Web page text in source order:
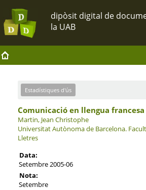
Estadístiques d'ús
Comunicació en llengua francesa
Martin, Jean Christophe
Universitat Autònoma de Barcelona.
Lletres
Data:
Setembre 2005-06
Nota:
Setembre